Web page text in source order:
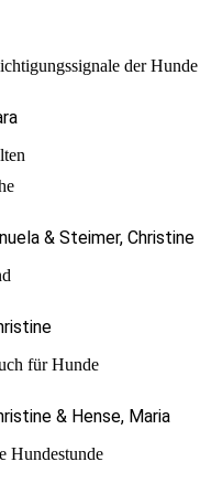
der Hunde
& Steimer, Christine
für Hunde
& Hense, Maria
Hundestunde